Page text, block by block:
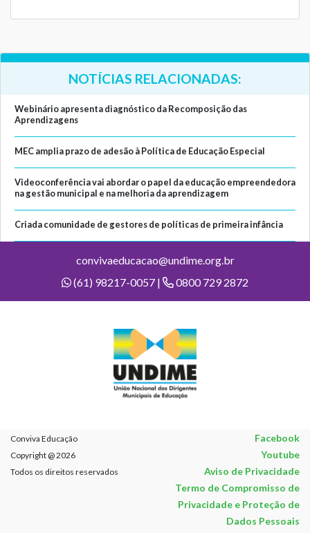
NOTÍCIAS RELACIONADAS:
Webinário apresenta diagnóstico da Recomposição das
Aprendizagens
MEC amplia prazo de adesão à Política de Educação Especial
Videoconferência vai abordar o papel da educação empreendedora
na gestão municipal e na melhoria da aprendizagem
Criada comunidade de gestores de políticas de primeira infância
convivaeducacao@undime.org.br
(61) 98217-0057 |
0800 729 2872
Conviva Educação Facebook
Copyright @ 2026 Youtube
Todos os direitos reservados
Aviso de Privacidade
Termo de Compromisso de
Privacidade e Proteção de
Dados Pessoais